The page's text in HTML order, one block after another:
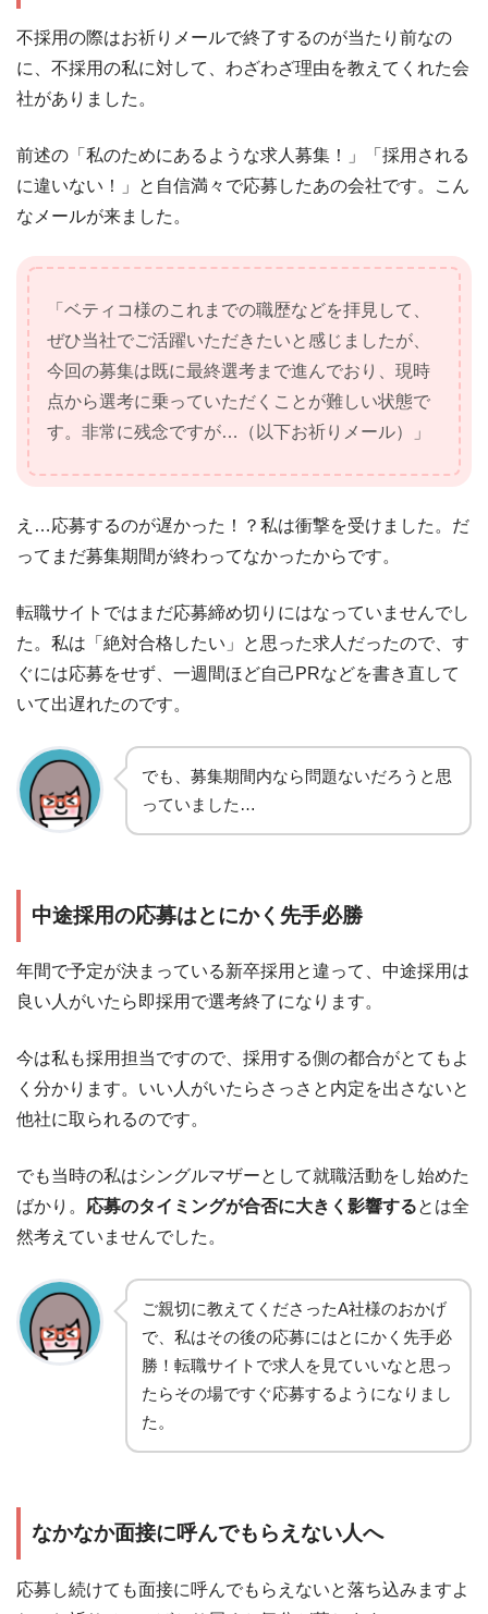
不採用の際はお祈りメールで終了するのが当たり前なの
に、不採用の私に対して、わざわざ理由を教えてくれた会
社がありました。
前述の「私のためにあるような求人募集！」「採用される
に違いない！」と自信満々で応募したあの会社です。こん
なメールが来ました。
「ベティコ様のこれまでの職歴などを拝見して、
ぜひ当社でご活躍いただきたいと感じましたが、
今回の募集は既に最終選考まで進んでおり、現時
点から選考に乗っていただくことが難しい状態で
す。非常に残念ですが…（以下お祈りメール）」
え…応募するのが遅かった！？私は衝撃を受けました。だ
ってまだ募集期間が終わってなかったからです。
転職サイトではまだ応募締め切りにはなっていませんでし
た。私は「絶対合格したい」と思った求人だったので、す
ぐには応募をせず、一週間ほど自己PRなどを書き直して
いて出遅れたのです。
でも、募集期間内なら問題ないだろうと思
っていました…
中途採用の応募はとにかく先手必勝
年間で予定が決まっている新卒採用と違って、中途採用は
良い人がいたら即採用で選考終了になります。
今は私も採用担当ですので、採用する側の都合がとてもよ
く分かります。いい人がいたらさっさと内定を出さないと
他社に取られるのです。
でも当時の私はシングルマザーとして就職活動をし始めた
ばかり。 応募のタイミングが合否に大きく影響するとは全
然考えていませんでした。
ご親切に教えてくださったA社様のおかげ
で、私はその後の応募にはとにかく先手必
勝！転職サイトで求人を見ていいなと思っ
たらその場ですぐ応募するようになりまし
た。
なかなか面接に呼んでもらえない人へ
応募し続けても面接に呼んでもらえないと落ち込みますよ